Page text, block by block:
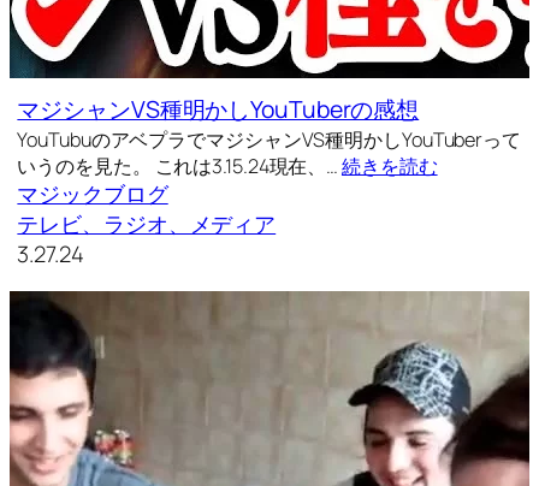
マジシャンVS種明かしYouTuberの感想
YouTubuのアベプラでマジシャンVS種明かしYouTuberって
いうのを見た。 これは3.15.24現在、…続きを読む
マジックブログ
テレビ、ラジオ、メディア
3.27.24